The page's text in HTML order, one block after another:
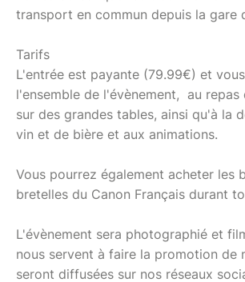
transport en commun depuis la gare
Tarifs
L'entrée est payante (79.99€) et
l'ensemble de l'évènement, au repas
sur des grandes tables, ainsi qu'à la
vin et de bière et aux animations.
Vous pourrez également acheter les
bretelles du Canon Français durant
L'évènement sera photographié et
nous servent à faire la promotion de
seront diffusées sur nos réseaux